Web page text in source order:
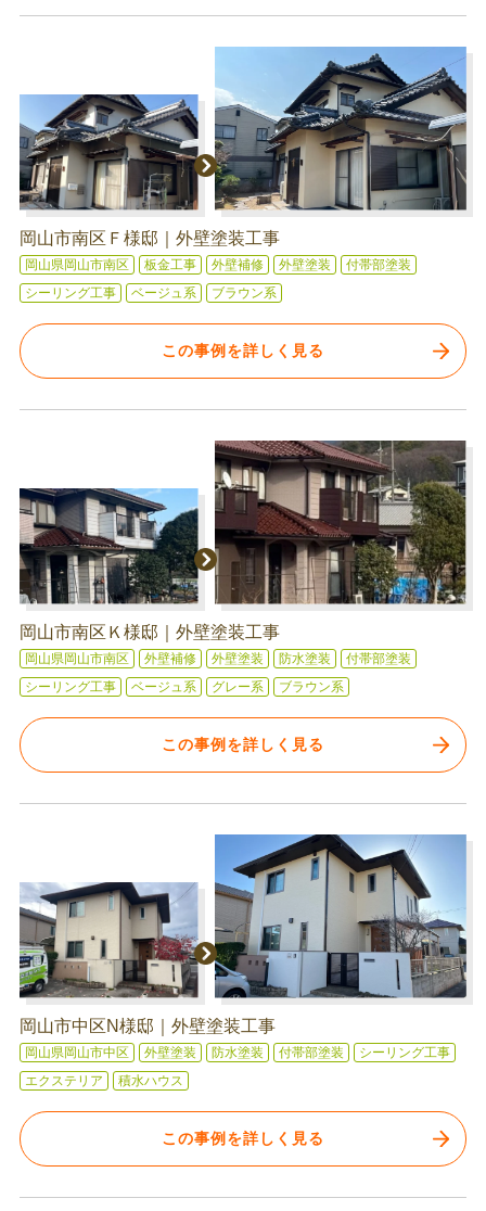
岡山市南区Ｆ様邸｜外壁塗装工事
岡山県岡山市南区 板金工事 外壁補修 外壁塗装
付帯部塗装
シーリング工事
ベージュ系 ブラウン系
この事例を詳しく見る
岡山市南区Ｋ様邸｜外壁塗装工事
岡山県岡山市南区 外壁補修 外壁塗装 防水塗装
付帯部塗装
シーリング工事
ベージュ系 グレー系 ブラウン系
この事例を詳しく見る
岡山市中区N様邸｜外壁塗装工事
岡山県岡山市中区 外壁塗装 防水塗装 付帯部塗装
シーリング工事
エクステリア
積水ハウス
この事例を詳しく見る